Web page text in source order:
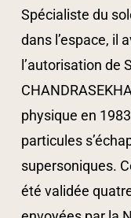
Spécialiste du
dans l’espace, il
l’autorisation de
physique en
particules
supersoniques.
été validée